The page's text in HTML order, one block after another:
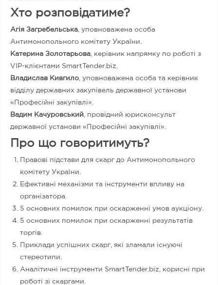
Хто розповідатиме?
Агія Загребельська , уповноважена особа
Антимонопольного комітету України.
Катерина Золотарьова , керівник напрямку по роботі з
VIP-клієнтами SmartTender.biz.
Владислав Кивгило , уповноважена особа та керівник
відділу державних закупівель державної установи
«Професійні закупівлі».
Вадим Качуровський , провідний юрисконсульт
державної установи «Професійні закупівлі».
Про що говоритимуть?
Правові підстави для скарг до Антимонопольного
комітету України.
Ефективні механізми та інструменти впливу на
організатора.
5 основних помилок при оскарженні умов аукціону.
5 основних помилок при оскарженні результатів
торгів.
Приклади успішних скарг, які зламали існуючі
стереотипи.
Аналітичні інструменти SmartTender.biz, корисні при
роботі зі скаргами.